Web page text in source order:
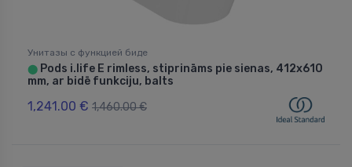
Унитазы с функцией биде
⬤ Pods i.life E rimless, stiprināms pie sienas, 412x610
mm, ar bidē funkciju, balts
1,241.00 € 1,460.00 €